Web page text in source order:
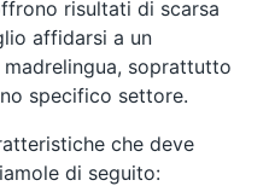
risultati di scarsa
affidarsi a un
soprattutto
specifico settore.
che deve
di seguito: